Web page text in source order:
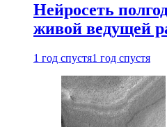
Нейросеть
живой ведущей
1 год спустя1 год спустя